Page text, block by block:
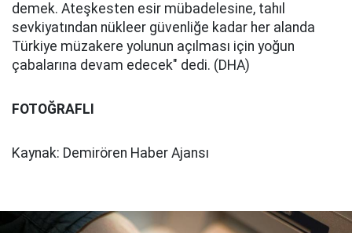
demek. Ateşkesten esir mübadelesine, tahıl
sevkiyatından nükleer güvenliğe kadar her alanda
Türkiye müzakere yolunun açılması için yoğun
çabalarına devam edecek" dedi. (DHA)
FOTOĞRAFLI
Kaynak: Demirören Haber Ajansı